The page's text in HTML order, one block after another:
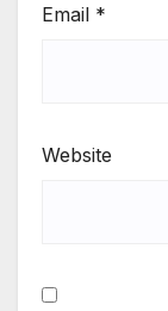
Email *
Website